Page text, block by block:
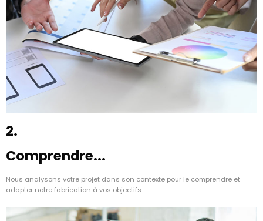
2.
Comprendre...
Nous analysons votre projet dans son contexte pour le comprendre et
adapter notre fabrication à vos objectifs.